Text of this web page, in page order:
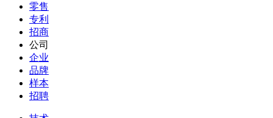
零售
专利
招商
公司
企业
品牌
样本
招聘